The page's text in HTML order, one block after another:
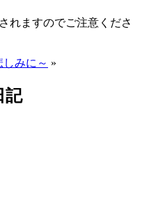
れますのでご注意くださ
みに～ »
記